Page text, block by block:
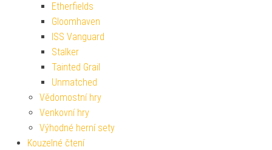
Etherfields
Gloomhaven
ISS Vanguard
Stalker
Tainted Grail
Unmatched
Vědomostní hry
Venkovní hry
Výhodné herní sety
Kouzelné čtení